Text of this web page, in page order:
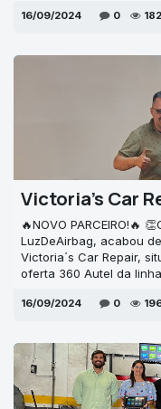
16/09/2024 0
Victoria's Car
🔥NOVO PARCEIRO!🔥
LuzDeAirbag, acabou
Victoria´s Car Repair,
oferta 360 Autel da linha
16/09/2024 0